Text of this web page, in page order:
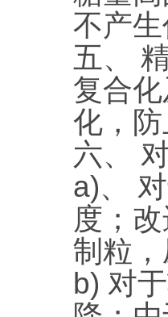
不产
五、
复合
化，
六、
a)、
度；
制粒
b) 对